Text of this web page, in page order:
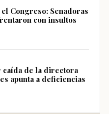
Congreso: Senadoras
con insultos
caída de la directora
apunta a deficiencias